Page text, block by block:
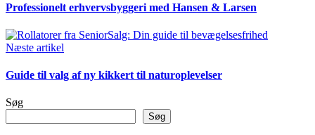
Professionelt erhvervsbyggeri med Hansen & Larsen
Næste artikel
Guide til valg af ny kikkert til naturoplevelser
Søg
Søg